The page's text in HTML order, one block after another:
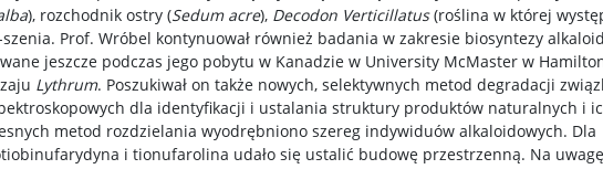
), rozchodnik ostry (Sedum acre), Decodon Verticillatus(roślina w której
Prof. Wróbel kontynuował również badania w zakresie biosyntezy
jeszcze podczas jego pobytu w Kanadzie w University McMaster w
Lythrum. Poszukiwał on także nowych, selektywnych metod degradacji
dla identyfikacji i ustalania struktury produktów naturalnych i
metod rozdzielania wyodrębniono szereg indywiduów alkaloidowych. Dla
i tionufarolina udało się ustalić budowę przestrzenną. Na uwagę